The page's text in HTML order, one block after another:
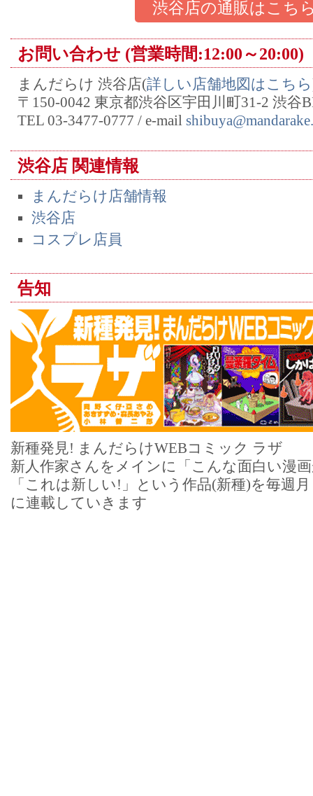
渋谷店の通販はこち
お問い合わせ (営業時間:12:00～20:00)
まんだらけ 渋谷店(詳しい店舗地図はこちら
〒150-0042 東京都渋谷区宇田川町31-2 渋谷
TEL 03-3477-0777 / e-mail
渋谷店 関連情報
まんだらけ店舗情報
渋谷店
コスプレ店員
告知
新種発見! まんだらけWEBコミック ラザ
新人作家さんをメインに「こんな面白い漫
「これは新しい!」という作品(新種)を毎週
に連載していきます